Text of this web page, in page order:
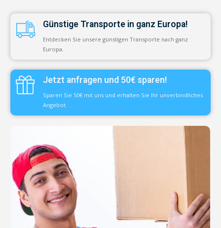
Günstige Transporte in ganz Europa!
Entdecken Sie unsere günstigen Transporte nach ganz
Europa.
Jetzt anfragen und 50€ sparen!
Sparen Sie 50€ mit uns und erhalten Sie Ihr unverbindliches
Angebot.